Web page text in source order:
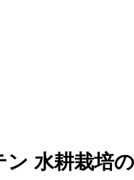
水耕栽培